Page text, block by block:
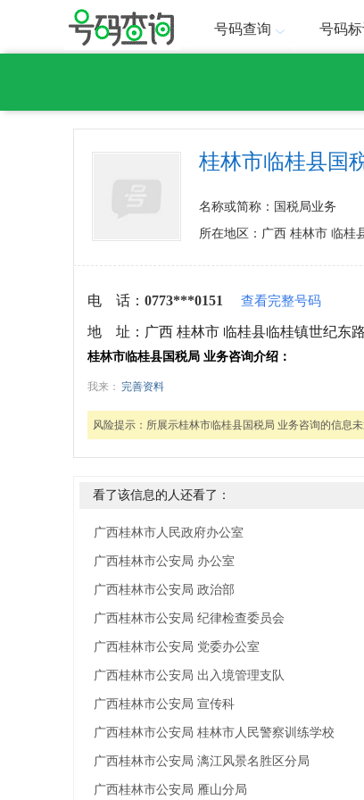
号码查询 号码
桂林市临桂县国
名称或简称：国税局业务
所在地区：广西 桂林市 临桂
电 话： 0773***0151 查看完整号码
地 址： 广西 桂林市 临桂县临桂镇世纪东
桂林市临桂县国税局 业务咨询介绍：
我来： 完善资料
风险提示： 所展示桂林市临桂县国税局 业务咨询的信息
看了该信息的人还看了：
广西桂林市人民政府办公室
广西桂林市公安局 办公室
广西桂林市公安局 政治部
广西桂林市公安局 纪律检查委员会
广西桂林市公安局 党委办公室
广西桂林市公安局 出入境管理支队
广西桂林市公安局 宣传科
广西桂林市公安局 桂林市人民警察训练学校
广西桂林市公安局 漓江风景名胜区分局
广西桂林市公安局 雁山分局